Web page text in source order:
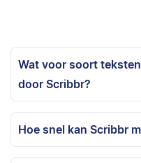
Wat voor soort
door Scribbr?
Hoe snel kan Scribbr